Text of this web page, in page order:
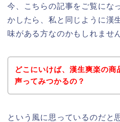
今、こちらの記事をご覧にな
かしたら、私と同じように漢
味がある方なのかもしれませ
どこにいけば、漢生爽楽の商
声ってみつかるの？
という風に思っているのだと